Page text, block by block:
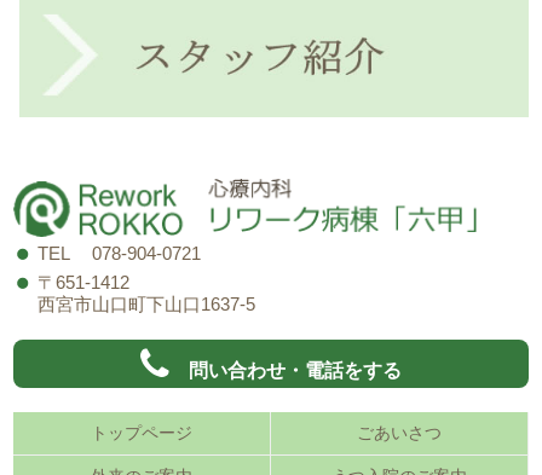
TEL 078-904-0721
〒651-1412
西宮市山口町下山口1637-5
問い合わせ・電話をする
トップページ ごあいさつ